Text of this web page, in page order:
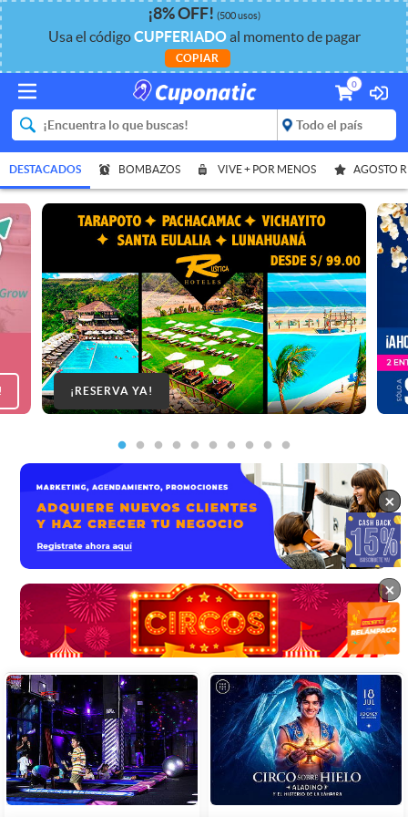
¡8%OFF! (500 usos)
Usa el códigoCUPFERIADOal momento de pagar
COPIAR
0
DESTACADOS BOMBAZOS VIVE + POR MENOS AGOSTO
¡RESERVA YA!
×
×
×